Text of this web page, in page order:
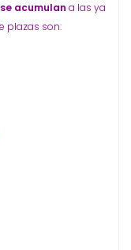
acumulan a las ya
plazas son: